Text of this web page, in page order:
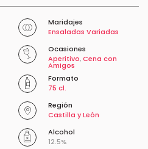
Maridajes
Ensaladas Variadas
Ocasiones
Aperitivo,Cena con
Amigos
Formato
75 cl.
Región
Castilla y León
Alcohol
12.5%